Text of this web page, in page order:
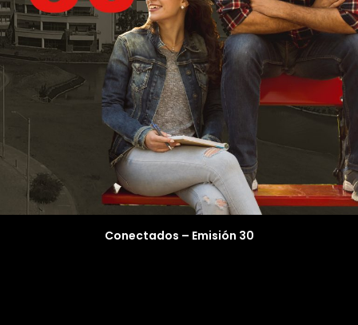
Conectados – Emisión 30